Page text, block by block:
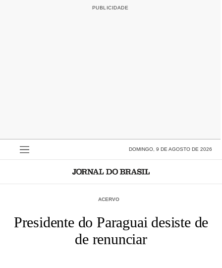
DOMINGO, 9 DE AGOSTO DE 2026
ACERVO
Presidente do Paraguai desiste de
de renunciar